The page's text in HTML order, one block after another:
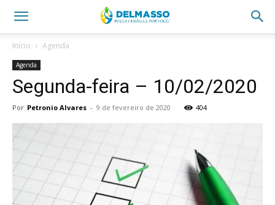
Início Agenda
Agenda
Segunda-feira – 10/02/2020
Por Petronio Alvares - 9 de fevereiro de 2020 404